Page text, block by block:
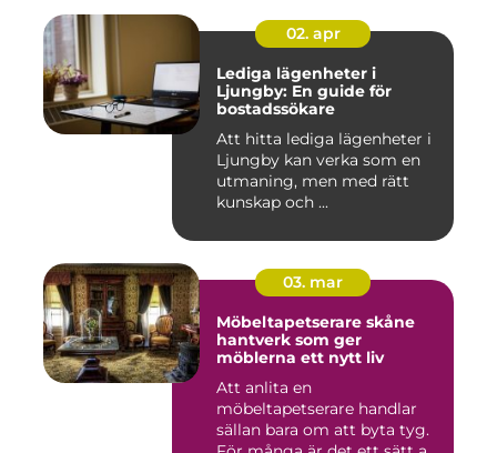
02. apr
Lediga lägenheter i
Ljungby: En guide för
bostadssökare
Att hitta lediga lägenheter i
Ljungby kan verka som en
utmaning, men med rätt
kunskap och ...
03. mar
Möbeltapetserare skåne
hantverk som ger
möblerna ett nytt liv
Att anlita en
möbeltapetserare handlar
sällan bara om att byta tyg.